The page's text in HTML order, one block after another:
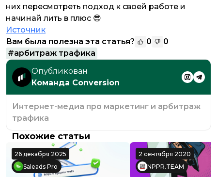
них пересмотреть подход к своей работе и
начинай лить в плюс 😎
Источник
Вам была полезна эта статья?
0
0
#арбитраж трафика
Опубликован
Команда Conversion
Интернет-медиа про маркетинг и арбитраж
трафика
Похожие статьи
26 декабря 2025
Saleads Pro
2 сентября 2020
NPPR.TEAM